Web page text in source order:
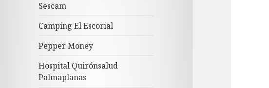
Sescam
Camping El Escorial
Pepper Money
Hospital Quirónsalud
Palmaplanas